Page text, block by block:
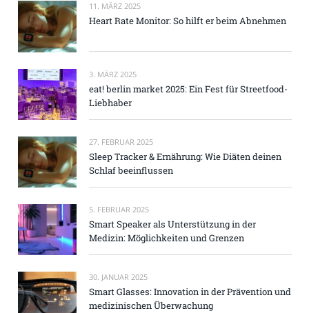
11. MÄRZ 2025
Heart Rate Monitor: So hilft er beim Abnehmen
3. MÄRZ 2025
eat! berlin market 2025: Ein Fest für Streetfood-
Liebhaber
27. FEBRUAR 2025
Sleep Tracker & Ernährung: Wie Diäten deinen
Schlaf beeinflussen
5. FEBRUAR 2025
Smart Speaker als Unterstützung in der
Medizin: Möglichkeiten und Grenzen
30. JANUAR 2025
Smart Glasses: Innovation in der Prävention und
medizinischen Überwachung